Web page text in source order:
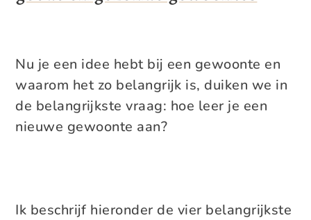
Nu je een idee hebt bij een gewoonte en
waarom het zo belangrijk is, duiken we in
de belangrijkste vraag: hoe leer je een
nieuwe gewoonte aan?
Ik beschrijf hieronder de vier belangrijkste